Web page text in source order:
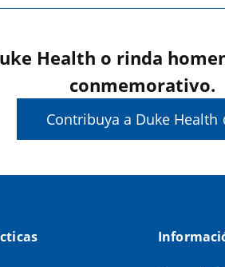
Health o rinda
conmemorativo.
Contribuya a Duke Health